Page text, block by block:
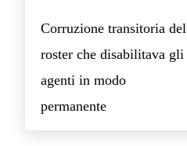
Corruzione transitoria del
roster che disabilitava gli
agenti in modo
permanente